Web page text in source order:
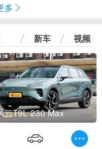
多
新车 视频
云T9L 230 Max